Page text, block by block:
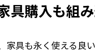
具購入も組
家具も永く使える